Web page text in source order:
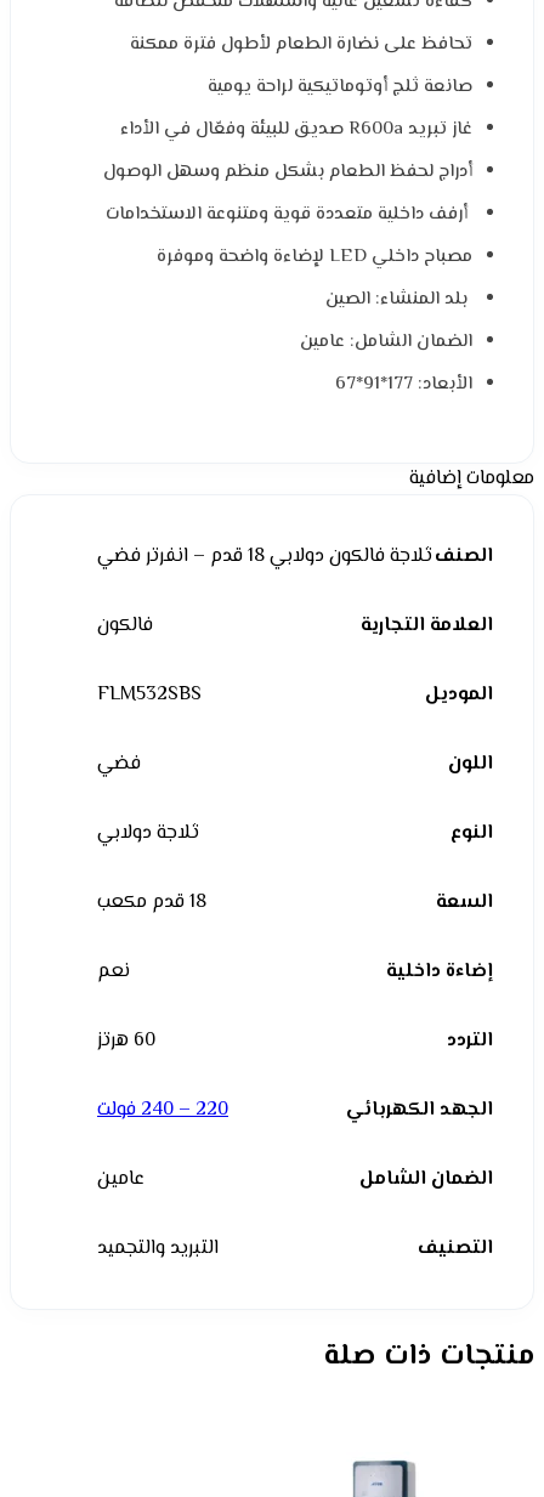
تحافظ على نضارة الطعام لأطول فترة ممكنة
صانعة ثلج أوتوماتيكية لراحة يومية
غاز تبريد R600a صديق للبيئة وفعّال في الأداء
أدراج لحفظ الطعام بشكل منظم وسهل الوصول
أرفف داخلية متعددة قوية ومتنوعة الاستخدامات
مصباح داخلي LED لإضاءة واضحة وموفرة
بلد المنشاء: الصين
الضمان الشامل: عامين
الأبعاد: 177*91*67
معلومات إضافية
الصنفثلاجة فالكون دولابي 18 قدم – انفرتر فضي
العلامة التجارية فالكون
الموديل FLM532SBS
اللون فضي
النوع ثلاجة دولابي
السعة 18 قدم مكعب
إضاءة داخلية نعم
التردد 60 هرتز
الجهد الكهربائي 220 – 240 فولت
الضمان الشامل عامين
التصنيف التبريد والتجميد
منتجات ذات صلة